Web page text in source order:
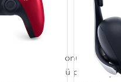
yarış direksiyonuna dahil
Gözünüzü pistten